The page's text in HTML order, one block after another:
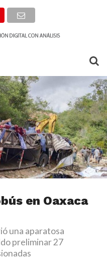
en Oaxaca
una aparatosa
preliminar 27